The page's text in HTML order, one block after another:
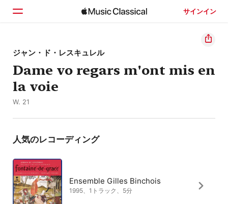
サインイン
ホーム
見つける
検索
ジャン・ド・レスキュレル
Dame vo regars m'ont mis en
la voie
W. 21
人気のレコーディング
Ensemble Gilles Binchois
1995、1トラック、5分